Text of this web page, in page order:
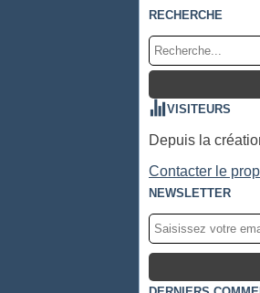
RECHERCHE
VISITEURS
Depuis la
Contacter le
NEWSLETTER